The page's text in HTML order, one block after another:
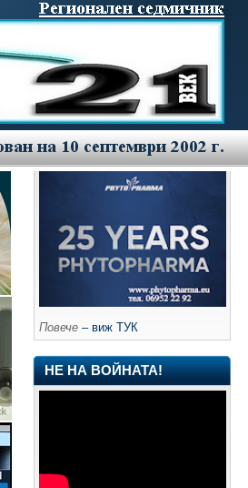
Повече – виж ТУК
НЕ НА ВОЙНАТА!